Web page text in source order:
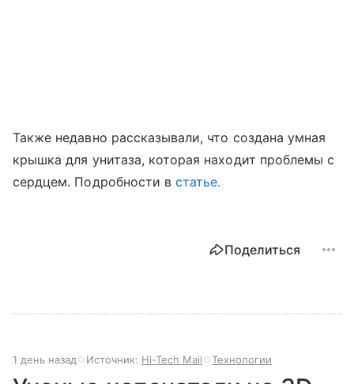
Также недавно рассказывали, что создана умная
крышка для унитаза, которая находит проблемы с
сердцем. Подробности встатье.
Поделиться
1 день назад Источник: Hi-Tech Mail Технологии